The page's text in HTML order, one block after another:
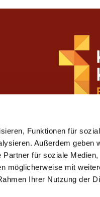
Funktionen für
Außerdem geben
für soziale Medien,
möglicherweise mit
Ihrer Nutzung der
ChurchDesk-